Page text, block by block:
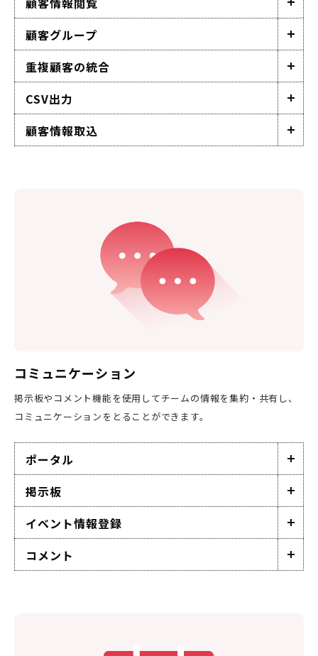
顧客グループ
重複顧客の統合
CSV出力
顧客情報取込
コミュニケーション
掲示板やコメント機能を使用してチームの情報を集約・共有し、
コミュニケーションをとることができます。
ポータル
掲示板
イベント情報登録
コメント